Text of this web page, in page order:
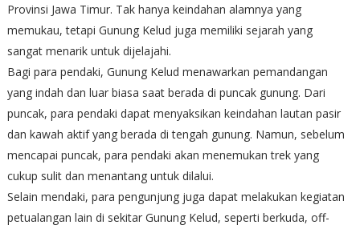
Provinsi Jawa Timur. Tak hanya keindahan alamnya yang
memukau, tetapi Gunung Kelud juga memiliki sejarah yang
sangat menarik untuk dijelajahi.
Bagi para pendaki, Gunung Kelud menawarkan pemandangan
yang indah dan luar biasa saat berada di puncak gunung. Dari
puncak, para pendaki dapat menyaksikan keindahan lautan pasir
dan kawah aktif yang berada di tengah gunung. Namun, sebelum
mencapai puncak, para pendaki akan menemukan trek yang
cukup sulit dan menantang untuk dilalui.
Selain mendaki, para pengunjung juga dapat melakukan kegiatan
petualangan lain di sekitar Gunung Kelud, seperti berkuda, off-